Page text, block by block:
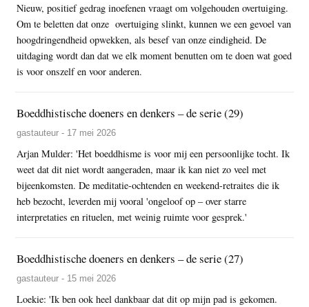
Nieuw, positief gedrag inoefenen vraagt om volgehouden overtuiging.
Om te beletten dat onze overtuiging slinkt, kunnen we een gevoel van
hoogdringendheid opwekken, als besef van onze eindigheid. De
uitdaging wordt dan dat we elk moment benutten om te doen wat goed
is voor onszelf en voor anderen.
Boeddhistische doeners en denkers – de serie (29)
gastauteur - 17 mei 2026
Arjan Mulder: 'Het boeddhisme is voor mij een persoonlijke tocht. Ik
weet dat dit niet wordt aangeraden, maar ik kan niet zo veel met
bijeenkomsten. De meditatie-ochtenden en weekend-retraites die ik
heb bezocht, leverden mij vooral 'ongeloof op – over starre
interpretaties en rituelen, met weinig ruimte voor gesprek.'
Boeddhistische doeners en denkers – de serie (27)
gastauteur - 15 mei 2026
Loekie: 'Ik ben ook heel dankbaar dat dit op mijn pad is gekomen.